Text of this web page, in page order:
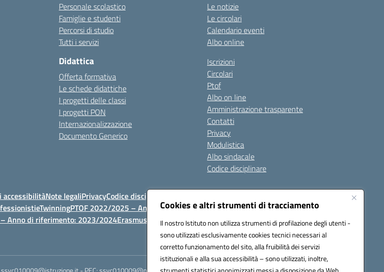
Cookies e altri strumenti di tracciamento
Il nostro Istituto non utilizza strumenti di profilazione degli utenti -
sono utilizzati esclusivamente cookies tecnici necessari al
corretto funzionamento del sito, alla fruibilità dei servizi
istituzionali e alla sua accessibilità – sono utilizzati, inoltre,
Personale scolastico
Famiglie e studenti
Percorsi di studio
Tutti i servizi
Didattica
Offerta formativa
Le schede didattiche
I progetti delle classi
I progetti PON
Internazionalizzazione
Documento Generico
Le notizie
Le circolari
Calendario eventi
Albo online
Iscrizioni
Circolari
Ptof
Albo on line
Amministrazione trasparente
Contatti
Privacy
Modulistica
Albo sindacale
Codice disciplinare
accessibilitàNote legaliPrivacyCodice disciplinare e di comportamento
eTwinningPTOF 2022/2025 – Anno di riferimento: 2024/2025
Anno di riferimento: 2023/2024Erasmus PTOF 2025/2028 – Anno di riferimento: 2025/2026